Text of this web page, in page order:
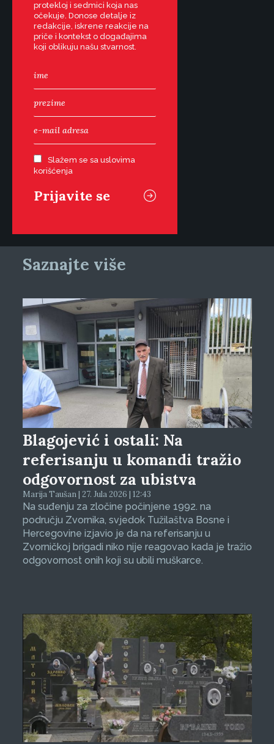
protekloj i sedmici koja nas
očekuje. Donose detalje iz
redakcije, iskrene reakcije na
priče i kontekst o događajima
koji oblikuju našu stvarnost.
Slažem se sa uslovima
korišćenja
Saznajte više
Blagojević i ostali: Na
referisanju u komandi tražio
odgovornost za ubistva
Marija Taušan | 27. Jula 2026 | 12:43
Na suđenju za zločine počinjene 1992. na
području Zvornika, svjedok Tužilaštva Bosne i
Hercegovine izjavio je da na referisanju u
Zvorničkoj brigadi niko nije reagovao kada je tražio
odgovornost onih koji su ubili muškarce.